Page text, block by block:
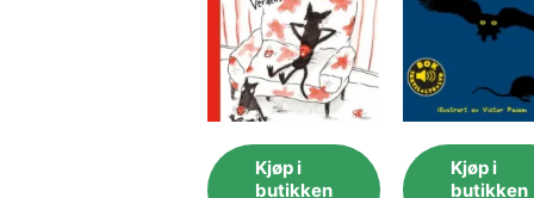
Kjøp i
butikken
Kjøp i
butikken